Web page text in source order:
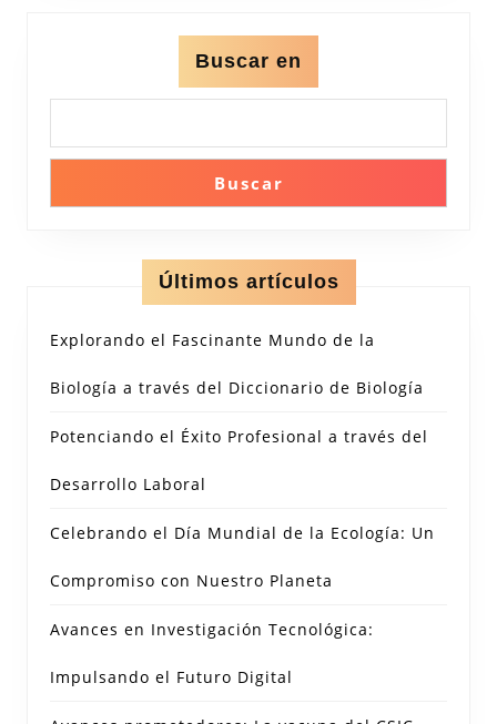
Buscar en
Buscar
Últimos artículos
Explorando el Fascinante Mundo de la
Biología a través del Diccionario de Biología
Potenciando el Éxito Profesional a través del
Desarrollo Laboral
Celebrando el Día Mundial de la Ecología: Un
Compromiso con Nuestro Planeta
Avances en Investigación Tecnológica:
Impulsando el Futuro Digital